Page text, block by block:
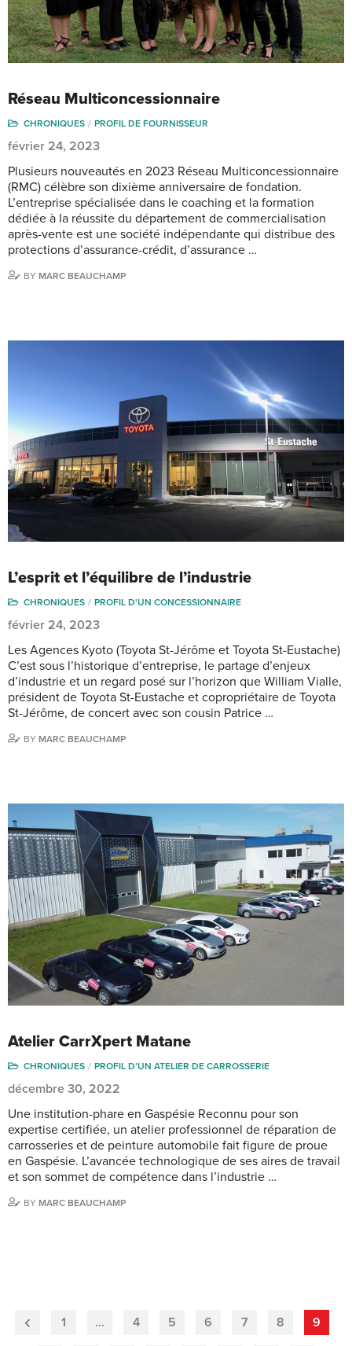
Réseau Multiconcessionnaire
CHRONIQUES PROFIL DE FOURNISSEUR
février 24, 2023
Plusieurs nouveautés en 2023 Réseau Multiconcessionnaire
(RMC) célèbre son dixième anniversaire de fondation.
L’entreprise spécialisée dans le coaching et la formation
dédiée à la réussite du département de commercialisation
après-vente est une société indépendante qui distribue des
protections d’assurance-crédit, d’assurance …
BY MARC BEAUCHAMP
L’esprit et l’équilibre de l’industrie
CHRONIQUES PROFIL D'UN CONCESSIONNAIRE
février 24, 2023
Les Agences Kyoto (Toyota St-Jérôme et Toyota St-Eustache)
C’est sous l’historique d’entreprise, le partage d’enjeux
d’industrie et un regard posé sur l’horizon que William Vialle,
président de Toyota St-Eustache et copropriétaire de Toyota
St-Jérôme, de concert avec son cousin Patrice …
BY MARC BEAUCHAMP
Atelier CarrXpert Matane
CHRONIQUES PROFIL D’UN ATELIER DE CARROSSERIE
décembre 30, 2022
Une institution-phare en Gaspésie Reconnu pour son
expertise certifiée, un atelier professionnel de réparation de
carrosseries et de peinture automobile fait figure de proue
en Gaspésie. L’avancée technologique de ses aires de travail
et son sommet de compétence dans l’industrie …
BY MARC BEAUCHAMP
Previous1 … 4 5 6 7 8 9